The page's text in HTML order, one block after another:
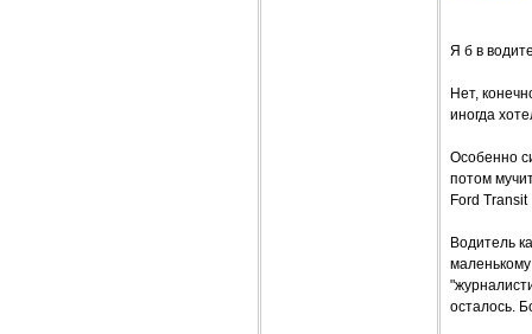
Я б в
Нет,
иногда
Особенно
потом
Ford Transit
Водитель
осталось.